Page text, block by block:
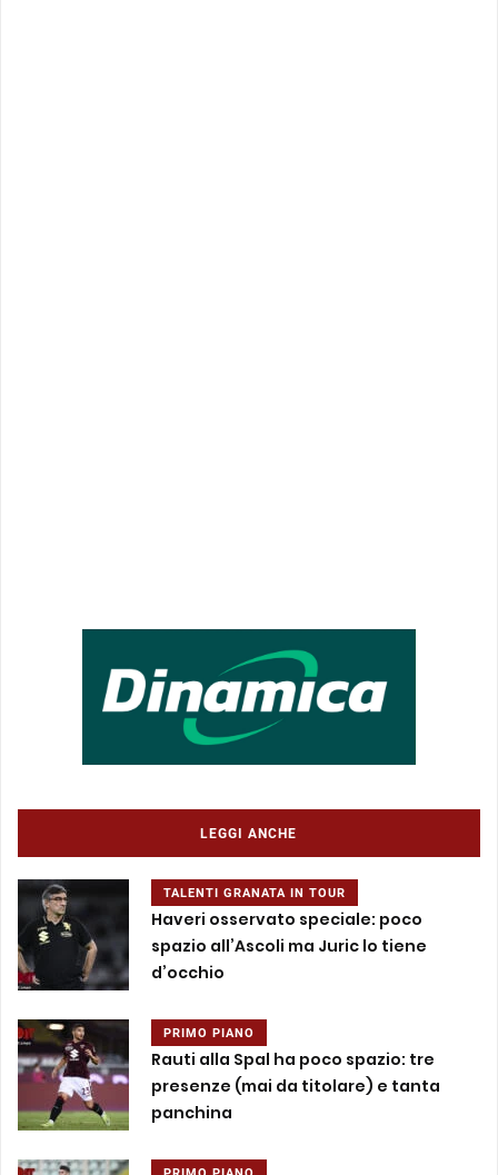
LEGGI ANCHE
TALENTI GRANATA IN TOUR
Haveri osservato speciale: poco
spazio all’Ascoli ma Juric lo tiene
d’occhio
PRIMO PIANO
Rauti alla Spal ha poco spazio: tre
presenze (mai da titolare) e tanta
panchina